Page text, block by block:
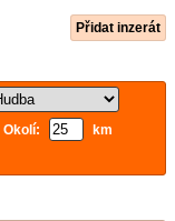
Přidat inzerát
Okolí:
km